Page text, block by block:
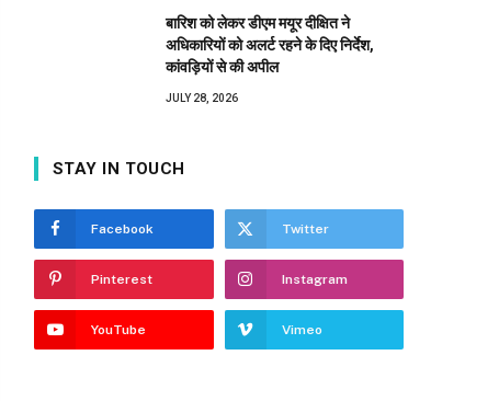
बारिश को लेकर डीएम मयूर दीक्षित ने
अधिकारियों को अलर्ट रहने के दिए निर्देश,
कांवड़ियों से की अपील
JULY 28, 2026
STAY IN TOUCH
Facebook Twitter
Pinterest Instagram
YouTube Vimeo